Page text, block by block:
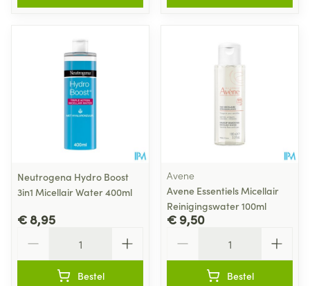
Neutrogena Hydro Boost
3in1 Micellair Water 400ml
€ 8,95
Bestel
Avene
Avene Essentiels Micellair
Reinigingswater 100ml
€ 9,50
Bestel